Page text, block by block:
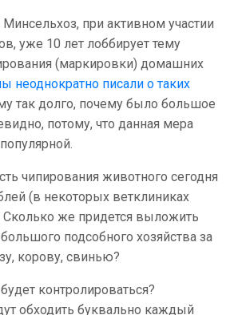
при активном участии
уже 10 лет лоббирует тему
(маркировки) домашних
неоднократно писали о таких
так долго, почему было большое
потому, что данная мера
чипирования животного сегодня
(в некоторых ветклиниках
Сколько же придется выложить
подсобного хозяйства за
корову, свинью?
контролироваться?
обходить буквально каждый